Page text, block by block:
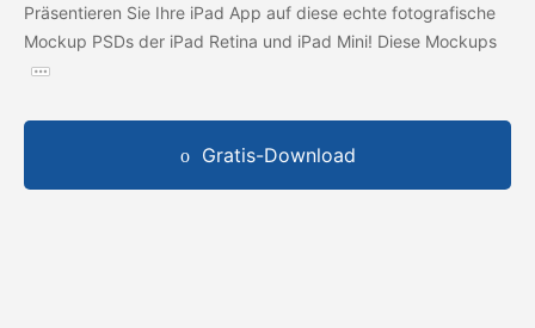
Präsentieren Sie Ihre iPad App auf diese echte fotografische
Mockup PSDs der iPad Retina und iPad Mini! Diese Mockups
Gratis-Download